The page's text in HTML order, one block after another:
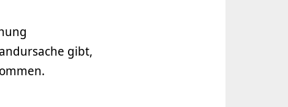
gibt,